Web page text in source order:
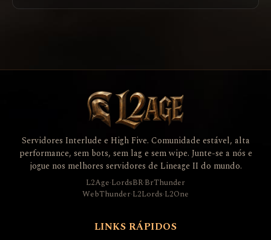
Servidores Interlude e High Five. Comunidade estável, alta
performance, sem bots, sem lag e sem wipe. Junte-se a nós e
jogue nos melhores servidores de Lineage II do mundo.
L2Age·LordsBR·BrThunder
WebThunder·L2Lords·L2One
LINKS RÁPIDOS